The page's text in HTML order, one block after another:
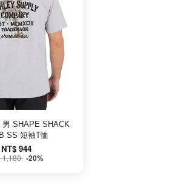
男 SHAPE SHACK
SS 短袖T恤
NT$ 944
1,180 -20%